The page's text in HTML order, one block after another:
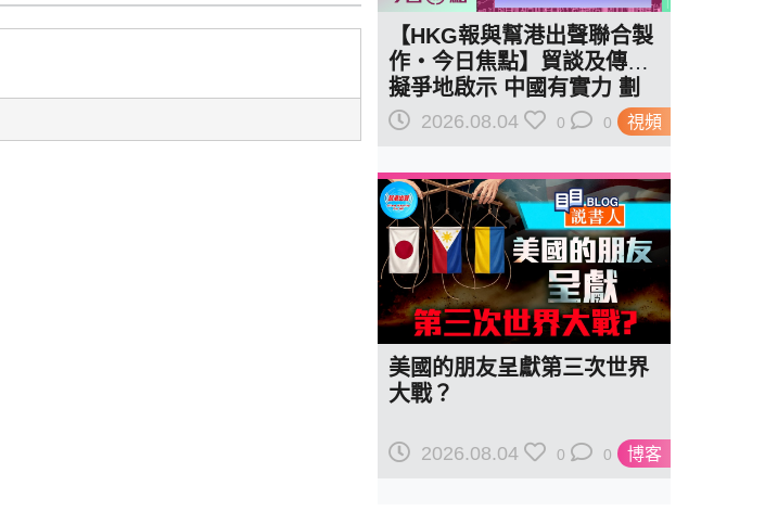
視頻
【HKG報與幫港出聲聯合製
作‧今日焦點】貿談及傳美
擬爭地啟示 中國有實力 劃
紅線訂規則
2026.08.04 0 0
博客
美國的朋友呈獻第三次世界
大戰？
2026.08.04 0 0